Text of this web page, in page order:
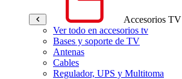
Accesorios TV
Ver todo en accesorios tv
Bases y soporte de TV
Antenas
Cables
Regulador, UPS y Multitoma